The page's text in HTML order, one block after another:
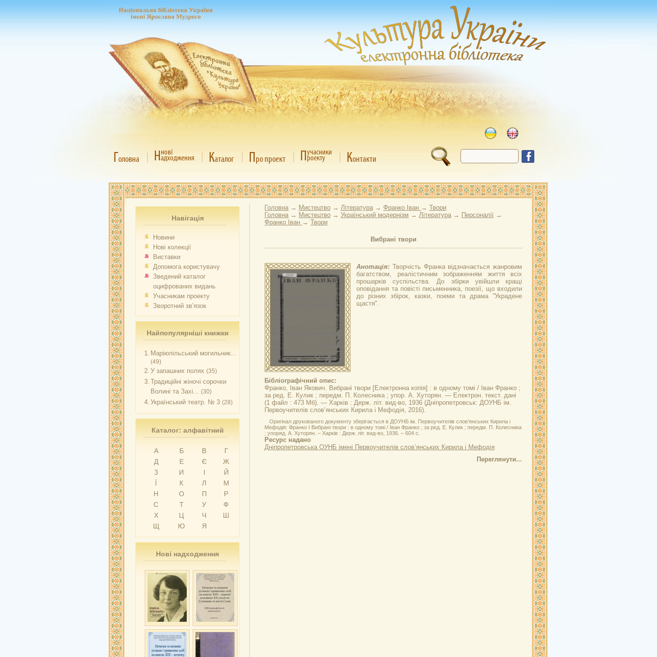
Головна Ннові
адходження Каталог Про проект Пучасники
роекту Контакти
Навігація
Новини
Нові колекції
Виставки
Допомога користувачу
Зведений каталог
оцифрованих видань
Учасникам проекту
Зворотний зв’язок
Найпопулярніші книжки
1. Маріюпільський могильник...
(49)
2. У запашних полях (35)
3. Традиційні жіночі сорочки
Волині та Захі... (30)
4. Український театр. № 3 (28)
Каталог: алфавітний
А Б В
Г
Д
Е Є
Ж
З
И І
Й
Ї
К Л
М
Н
О П
Р
С
Т У
Ф
Х
Ц Ч
Ш
Щ
Ю Я
Нові надходження
Головна → Мистецтво → Література → Франко Іван → Твори
Головна → Мистецтво → Український модернізм → Література → Персоналії →
Франко Іван → Твори
Вибрані твори
Анотація: Творчість Франка відзначається жанровим
багатством, реалістичним зображенням життя всіх
прошарків суспільства. До збірки увійшли кращі
оповідання та повісті письменника, поезії, що входили
до різних збірок, казки, поеми та драма ''Украдене
щастя''.
Бібліографічний опис:
Франко, Іван Якович. Вибрані твори [Електронна копія] : в одному томі / Іван Франко ;
за ред. Е. Кулик ; передм. П. Колесника ; упор. А. Хуторян. — Електрон. текст. дані
(1 файл : 473 Мб). — Харків : Держ. літ. вид-во, 1936 (Дніпропетровськ: ДОУНБ ім.
Первоучителів слов’янських Кирила і Мефодія, 2016).
Оригінал друкованого документу зберігається в ДОУНБ ім. Первоучителів слов’янських Кирила і
Мефодія: Франко I Вибрані твори : в одному томі / Iван Франко ; за ред. Е. Кулик ; передм. П. Колесника
; упоряд. А. Хуторян. – Харків : Держ. літ. вид-во, 1936. – 604 с.
Ресурс надано
Дніпропетровська ОУНБ імені Первоучителів слов’янських Кирила і Мефодія
Переглянути...